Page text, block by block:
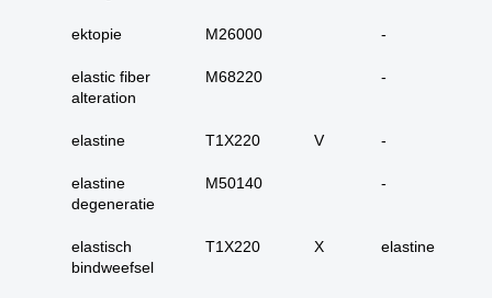
21. alle melanomen in
23. tractus digestivus
uitgebreid (incl lever,
ektopie M26000 -
elastic fiber
alteration
M68220 -
elastine T1X220 V -
elastine
degeneratie
M50140 -
elastisch
bindweefsel
T1X220 X elastine